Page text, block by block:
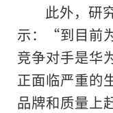
此外，研
示：“到目前
竞争对手是华
正面临严重的
品牌和质量上